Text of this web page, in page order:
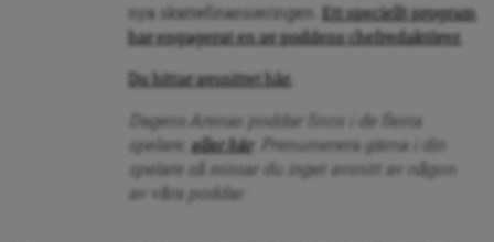
nya skattefinansieringen.
Ett speciellt program
har engagerat en av poddens chefredaktörer.
Du hittar avsnittet här.
Dagens Arenas poddar finns i de flesta
spelare, eller här . Prenumerera gärna i din
spelare så missar du inget avsnitt av någon
av våra poddar.